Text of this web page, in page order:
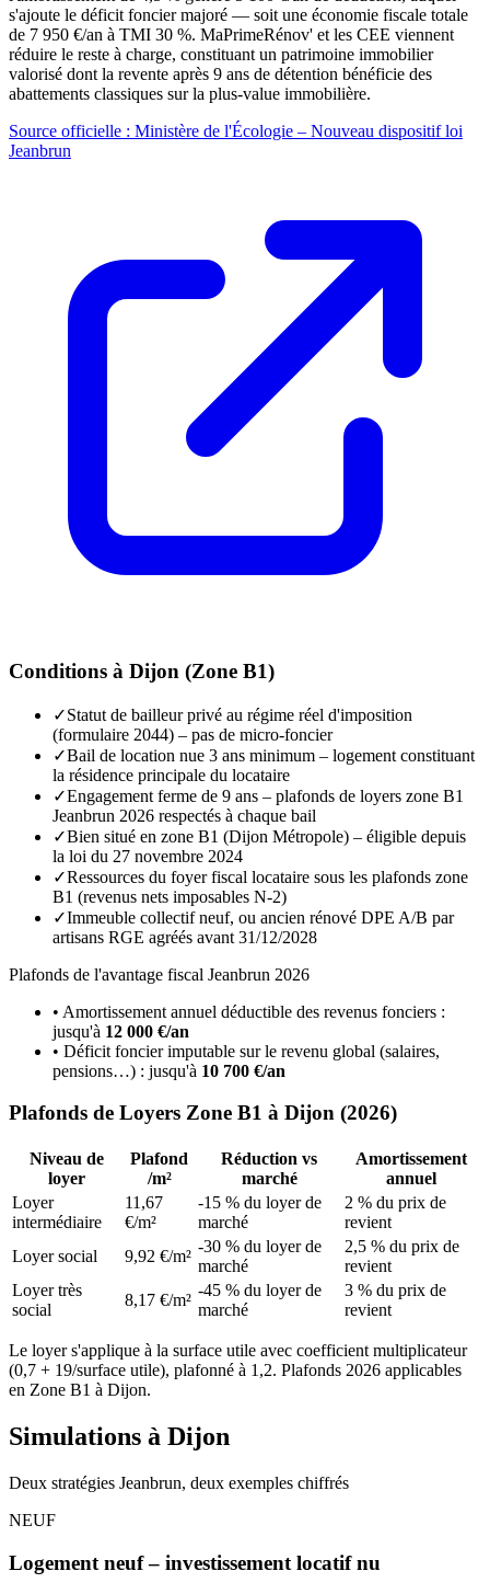
s'ajoute le déficit foncier majoré — soit une économie fiscale totale
de 7 950 €/an à TMI 30 %. MaPrimeRénov' et les CEE viennent
réduire le reste à charge, constituant un patrimoine immobilier
valorisé dont la revente après 9 ans de détention bénéficie des
abattements classiques sur la plus-value immobilière.
Source officielle : Ministère de l'Écologie – Nouveau dispositif loi
Jeanbrun
Conditions à Dijon (Zone B1)
✓Statut de bailleur privé au régime réel d'imposition
(formulaire 2044) – pas de micro-foncier
✓Bail de location nue 3 ans minimum – logement constituant
la résidence principale du locataire
✓Engagement ferme de 9 ans – plafonds de loyers zone B1
Jeanbrun 2026 respectés à chaque bail
✓Bien situé en zone B1 (Dijon Métropole) – éligible depuis
la loi du 27 novembre 2024
✓Ressources du foyer fiscal locataire sous les plafonds zone
B1 (revenus nets imposables N-2)
✓Immeuble collectif neuf, ou ancien rénové DPE A/B par
artisans RGE agréés avant 31/12/2028
Plafonds de l'avantage fiscal Jeanbrun 2026
• Amortissement annuel déductible des revenus fonciers :
jusqu'à 12 000 €/an
• Déficit foncier imputable sur le revenu global (salaires,
pensions…) : jusqu'à 10 700 €/an
Plafonds de Loyers Zone B1 à Dijon (2026)
Niveau de
loyer
Plafond
/m²
Réduction vs
marché
Amortissement
annuel
Loyer
intermédiaire
11,67
€/m²
-15 % du loyer de
marché
2 % du prix de
revient
Loyer social
9,92 €/m²
-30 % du loyer de
marché
2,5 % du prix de
revient
Loyer très
social
8,17 €/m²
-45 % du loyer de
marché
3 % du prix de
revient
Le loyer s'applique à la surface utile avec coefficient multiplicateur
(0,7 + 19/surface utile), plafonné à 1,2. Plafonds 2026 applicables
en Zone B1 à Dijon.
Simulations à Dijon
Deux stratégies Jeanbrun, deux exemples chiffrés
NEUF
Logement neuf – investissement locatif nu